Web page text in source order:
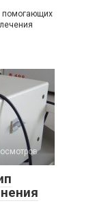
помогающих